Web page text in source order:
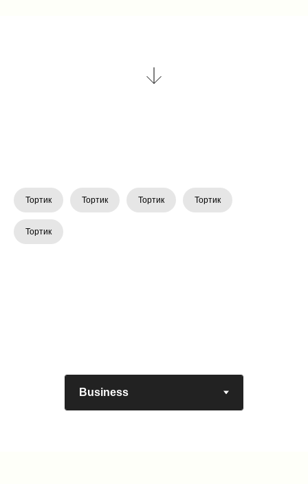
Тортик Тортик Тортик Тортик
Тортик